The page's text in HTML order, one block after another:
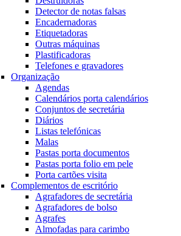
Detector de notas falsas
Encadernadoras
Etiquetadoras
Outras máquinas
Plastificadoras
Telefones e gravadores
Organização
Agendas
Calendários porta calendários
Conjuntos de secretária
Diários
Listas telefónicas
Malas
Pastas porta documentos
Pastas porta folio em pele
Porta cartões visita
Complementos de escritório
Agrafadores de secretária
Agrafadores de bolso
Agrafes
Almofadas para carimbo